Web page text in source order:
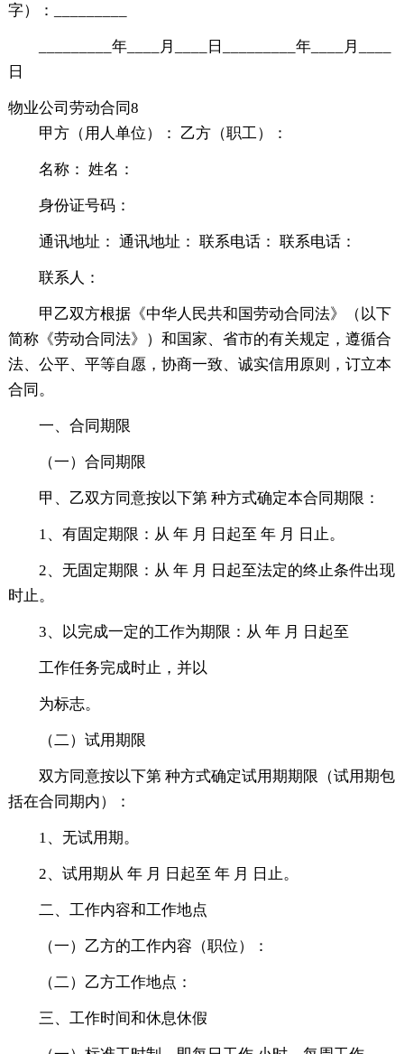
字）：_________
_________年____月____日_________年____月____
日
物业公司劳动合同8
甲方（用人单位）： 乙方（职工）：
名称： 姓名：
身份证号码：
通讯地址： 通讯地址： 联系电话： 联系电话：
联系人：
甲乙双方根据《中华人民共和国劳动合同法》（以下
简称《劳动合同法》）和国家、省市的有关规定，遵循合
法、公平、平等自愿，协商一致、诚实信用原则，订立本
合同。
一、合同期限
（一）合同期限
甲、乙双方同意按以下第 种方式确定本合同期限：
1、有固定期限：从 年 月 日起至 年 月 日止。
2、无固定期限：从 年 月 日起至法定的终止条件出现
时止。
3、以完成一定的工作为期限：从 年 月 日起至
工作任务完成时止，并以
为标志。
（二）试用期限
双方同意按以下第 种方式确定试用期期限（试用期包
括在合同期内）：
1、无试用期。
2、试用期从 年 月 日起至 年 月 日止。
二、工作内容和工作地点
（一）乙方的工作内容（职位）：
（二）乙方工作地点：
三、工作时间和休息休假